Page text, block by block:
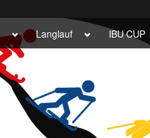
Toggle
sub-
menu
Langlauf Toggle
menu
IBU CUP